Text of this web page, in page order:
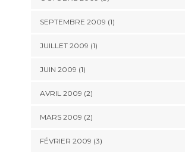
SEPTEMBRE 2009 (1)
JUILLET 2009 (1)
JUIN 2009 (1)
AVRIL 2009 (2)
MARS 2009 (2)
FÉVRIER 2009 (3)